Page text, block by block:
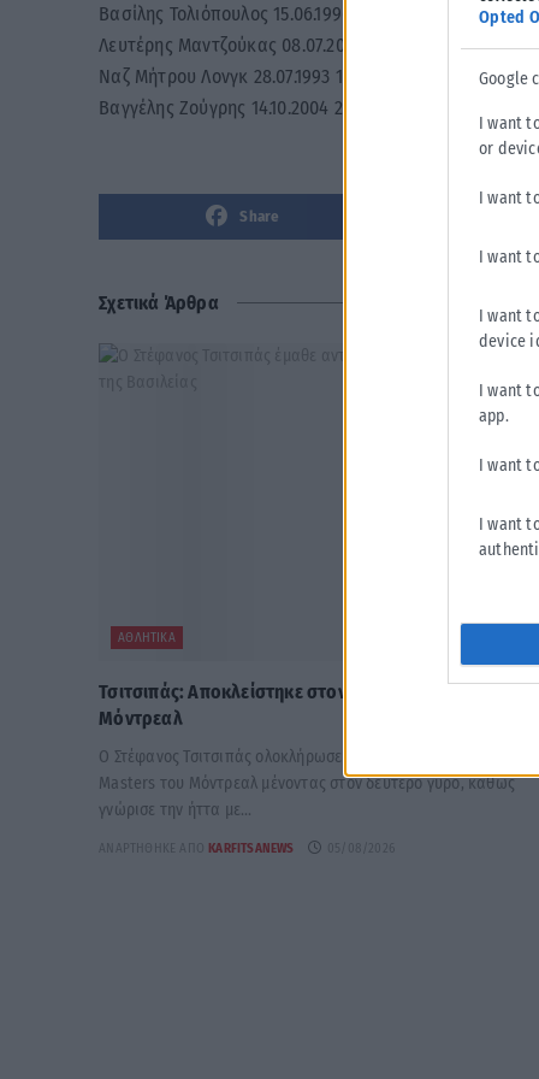
Opted
Google
I want
or
I want
I want
I want
device
I want
app.
I want
I want
Βασίλης Τολιόπουλος 15.06.1996 1.88 Άρης
Λευτέρης Μαντζούκας 08.07.2003 2.07 Παναθηναϊκός
Ναζ Μήτρου Λονγκ 28.07.1993 1.93 Ολυμπιακός
Βαγγέλης Ζούγρης 14.10.2004 2.01 Περιστέρι
Share
Σχετικά Άρθρα
ΑΘΛΗΤΙΚΆ
Τσιτσιπάς: Αποκλείστηκε στον δεύτερο γύρο του
Μόντρεαλ
Ο Στέφανος Τσιτσιπάς ολοκλήρωσε την παρουσία του στο
Masters του Μόντρεαλ μένοντας στον δεύτερο γύρο, καθώς
γνώρισε την ήττα με...
ΑΝΑΡΤΉΘΗΚΕ ΑΠΌ KARFITSANEWS 05/08/2026